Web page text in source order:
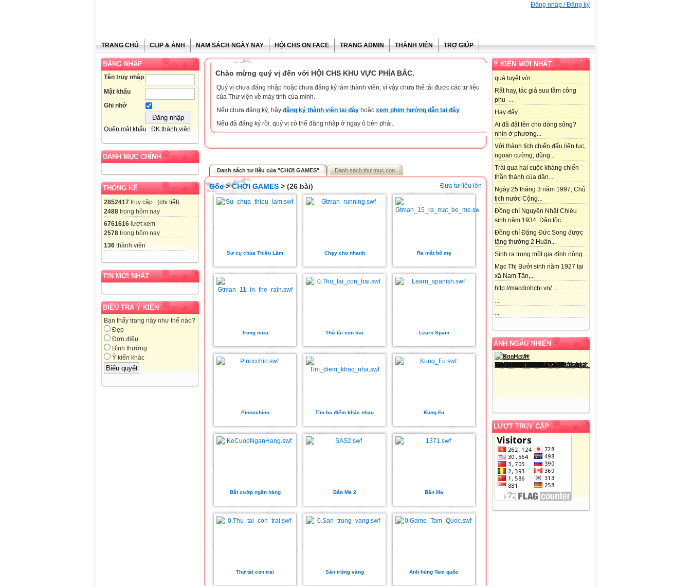
Đăng nhập / Đăng ký
TRANG CHỦ CLIP & ẢNH NAM SÁCH NGÀY NAY HỘI CHS ON FACE TRANG ADMIN THÀNH VIÊN TRỢ GIÚP
ĐĂNG NHẬP
Tên truy nhập
Mật khẩu
Ghi nhớ
Quên mật khẩu ĐK thành viên
DANH MỤC CHÍNH
THỐNG KÊ
2852417 truy cập (chi tiết)
2488 trong hôm nay
6761616 lượt xem
2578 trong hôm nay
136 thành viên
TIN MỚI NHẤT
ĐIỀU TRA Ý KIẾN
Bạn thấy trang này như thế nào?
Đẹp
Đơn điệu
Bình thường
Ý kiến khác
Ý KIẾN MỚI NHẤT
quá tuyệt vời...
Rất hay, tác giả suu tầm công
phu ...
Hay đấy...
Ai đã đặt tên cho dòng sông?
nhìn ở phương...
Với thành tích chiến đấu liên tục,
ngoan cường, dũng...
Trải qua hai cuộc kháng chiến
thần thánh của dân...
Ngày 25 tháng 3 năm 1997, Chủ
tịch nước Cộng...
Đồng chí Nguyên Nhật Chiêu
sinh năm 1934. Dân tộc...
Đồng chí Đặng Đức Song được
tặng thưởng 2 Huân...
Sinh ra trong một gia đình nông...
Mạc Thị Bưởi sinh năm 1927 tại
xã Nam Tân,...
http://macdinhchi.vn/ ...
...
...
ẢNH NGẪU NHIÊN
LƯỢT TRUY CẬP
Chào mừng quý vị đến với HỘI CHS KHU VỰC PHÍA BẮC.
Quý vị chưa đăng nhập hoặc chưa đăng ký làm thành viên, vì vậy chưa thể tải được các tư liệu
của Thư viện về máy tính của mình.
Nếu chưa đăng ký, hãy đăng ký thành viên tại đây hoặc xem phim hướng dẫn tại đây
Nếu đã đăng ký rồi, quý vị có thể đăng nhập ở ngay ô bên phải.
Danh sách tư liệu của "CHƠI GAMES" Danh sách thư mục con
Đưa tư liệu lên
Gốc>CHƠI GAMES > (26 bài)
Sư cụ chùa Thiếu Lâm Chạy cho nhanh Ra mắt bố mẹ
Trong mưa Thử tài con trai Learn Spain
Pinocchino Tìm ba điểm khác nhau Kung Fu
Bắt cướp ngân hàng Bắn Ma 2 Bắn Ma
Thử tài con trai Săn trứng vàng Anh hùng Tam quốc